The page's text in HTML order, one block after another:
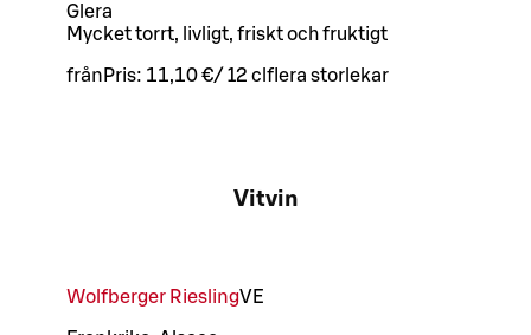
Glera
Mycket torrt, livligt, friskt och fruktigt
från Pris: 11,10 €/ 12 cl flera storlekar
Vitvin
Wolfberger RieslingVE